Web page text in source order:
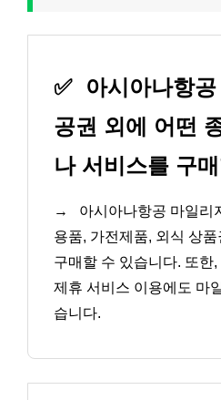
✅
아시아나항
공권 외에 어떤
나 서비스를 구
→
아시아나항공 마일리
용품, 가전제품, 외식 상
구매할 수 있습니다. 또한
제휴 서비스 이용에도 마
습니다.